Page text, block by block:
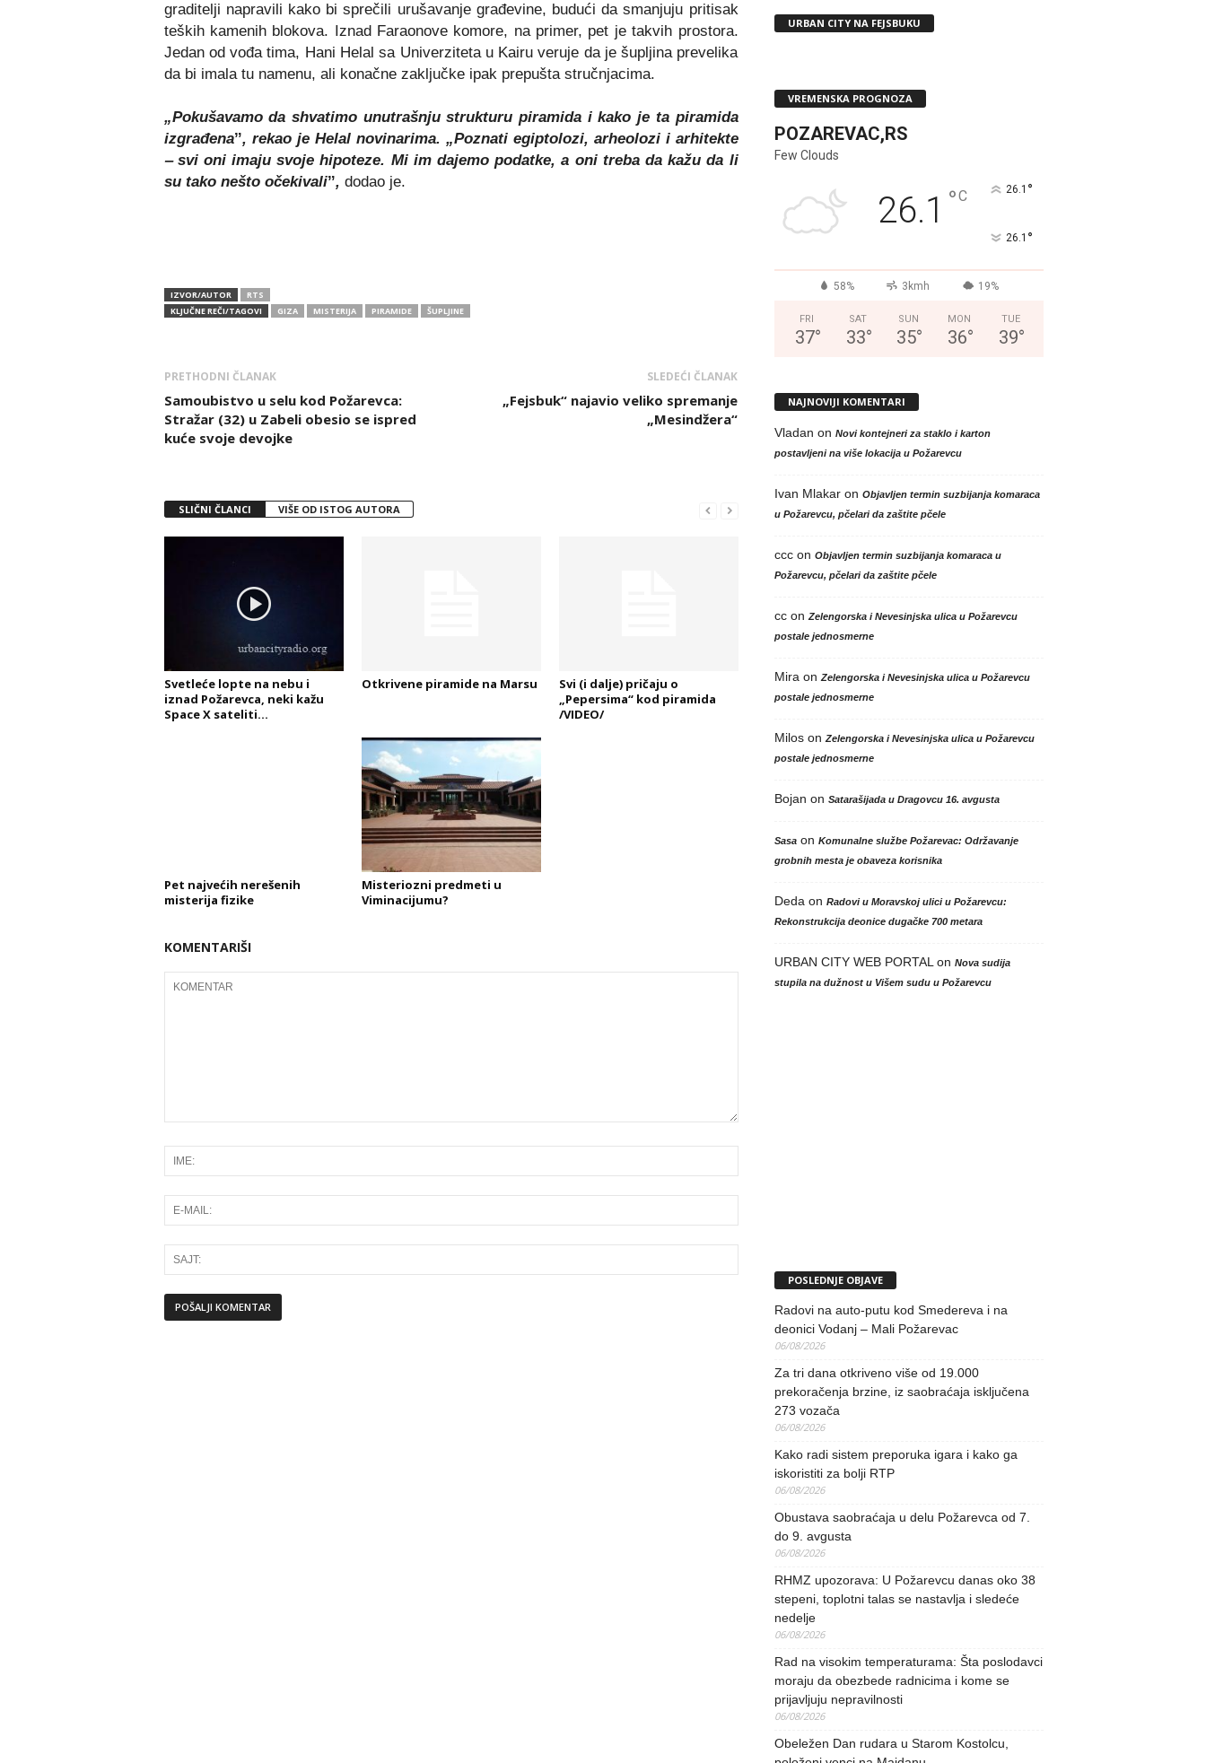
graditelji napravili kako bi sprečili urušavanje građevine, budući da smanjuju pritisak
teških kamenih blokova. Iznad Faraonove komore, na primer, pet je takvih prostora.
Jedan od vođa tima, Hani Helal sa Univerziteta u Kairu veruje da je šupljina prevelika
da bi imala tu namenu, ali konačne zaključke ipak prepušta stručnjacima.
„Pokušavamo da shvatimo unutrašnju strukturu piramida i kako je ta piramida
izgrađenaˮ, rekao je Helal novinarima. „Poznati egiptolozi, arheolozi i arhitekte
‒ svi oni imaju svoje hipoteze. Mi im dajemo podatke, a oni treba da kažu da li
su tako nešto očekivaliˮ, dodao je.
IZVOR/AUTOR
RTS
KLJUČNE REČI/TAGOVI
GIZA MISTERIJA PIRAMIDE ŠUPLJINE
PRETHODNI ČLANAK
Samoubistvo u selu kod Požarevca:
Stražar (32) u Zabeli obesio se ispred
kuće svoje devojke
SLEDEĆI ČLANAK
„Fejsbuk“ najavio veliko spremanje
„Mesindžera“
SLIČNI ČLANCI VIŠE OD ISTOG AUTORA
Svetleće lopte na nebu i
iznad Požarevca, neki kažu
Space X sateliti…
Otkrivene piramide na Marsu
Svi (i dalje) pričaju o
„Pepersima“ kod piramida
/VIDEO/
Pet najvećih nerešenih
misterija fizike
Misteriozni predmeti u
Viminacijumu?
KOMENTARIŠI
URBAN CITY NA FEJSBUKU
VREMENSKA PROGNOZA
POZAREVAC,RS
Few Clouds
26.1 °C 26.1 °
26.1 °
58% 3kmh 19%
FRI
37°
SAT
33°
SUN
35°
MON
36°
TUE
39°
NAJNOVIJI KOMENTARI
Vladan on Novi kontejneri za staklo i karton
postavljeni na više lokacija u Požarevcu
Ivan Mlakaron Objavljen termin suzbijanja komaraca
u Požarevcu, pčelari da zaštite pčele
cccon Objavljen termin suzbijanja komaraca u
Požarevcu, pčelari da zaštite pčele
ccon Zelengorska i Nevesinjska ulica u Požarevcu
postale jednosmerne
Mira on Zelengorska i Nevesinjska ulica u Požarevcu
postale jednosmerne
Miloson Zelengorska i Nevesinjska ulica u Požarevcu
postale jednosmerne
Bojan on Satarašijada u Dragovcu 16. avgusta
Sasaon Komunalne službe Požarevac: Održavanje
grobnih mesta je obaveza korisnika
Deda on Radovi u Moravskoj ulici u Požarevcu:
Rekonstrukcija deonice dugačke 700 metara
URBAN CITY WEB PORTAL on Nova sudija
stupila na dužnost u Višem sudu u Požarevcu
POSLEDNJE OBJAVE
Radovi na auto-putu kod Smedereva i na
deonici Vodanj – Mali Požarevac
06/08/2026
Za tri dana otkriveno više od 19.000
prekoračenja brzine, iz saobraćaja isključena
273 vozača
06/08/2026
Kako radi sistem preporuka igara i kako ga
iskoristiti za bolji RTP
06/08/2026
Obustava saobraćaja u delu Požarevca od 7.
do 9. avgusta
06/08/2026
RHMZ upozorava: U Požarevcu danas oko 38
stepeni, toplotni talas se nastavlja i sledeće
nedelje
06/08/2026
Rad na visokim temperaturama: Šta poslodavci
moraju da obezbede radnicima i kome se
prijavljuju nepravilnosti
06/08/2026
Obeležen Dan rudara u Starom Kostolcu,